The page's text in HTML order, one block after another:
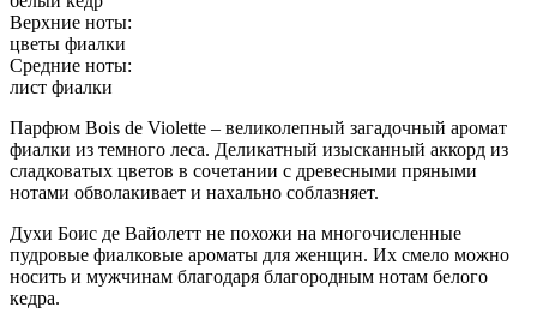
Верхние ноты:
цветы фиалки
Средние ноты:
лист фиалки
Парфюм Bois de Violette – великолепный загадочный аромат
фиалки из темного леса. Деликатный изысканный аккорд из
сладковатых цветов в сочетании с древесными пряными
нотами обволакивает и нахально соблазняет.
Духи Боис де Вайолетт не похожи на многочисленные
пудровые фиалковые ароматы для женщин. Их смело можно
носить и мужчинам благодаря благородным нотам белого
кедра.